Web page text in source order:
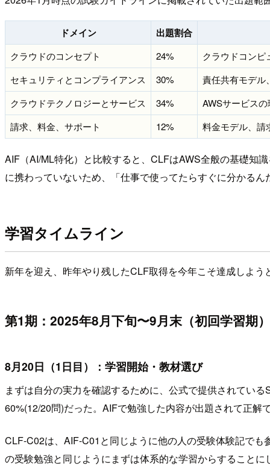
ドメイン 出題割合
クラウドのコンセプト 24%
クラウドコンピ
セキュリティとコンプライアンス
30%
責任共有モデル
クラウドテクノロジーとサービス
34%
AWSサービス
請求、料金、サポート
12% 料金モデル、請
AIF（AI/ML特化）と比較すると、CLFはAWS全般の基礎知
に携わっていないため、「仕事で使ってたらすぐに分かる
学習タイムライン
新年を迎え、昨年やり残したCLF取得を今年こそ達成しよ
第1期：2025年8月下旬〜9月末（初回学習期）
8月20日（1日目）：学習開始・教材選び
まずは自分の実力を確認するために、公式で提供されてい
60%(12/20問)だった。AIFで勉強した内容が出題されて正
CLF-C02は、AIF-C01と同じように他の人の受験体験記で
の受験勉強と同じようにまずは体系的な学習からすることに